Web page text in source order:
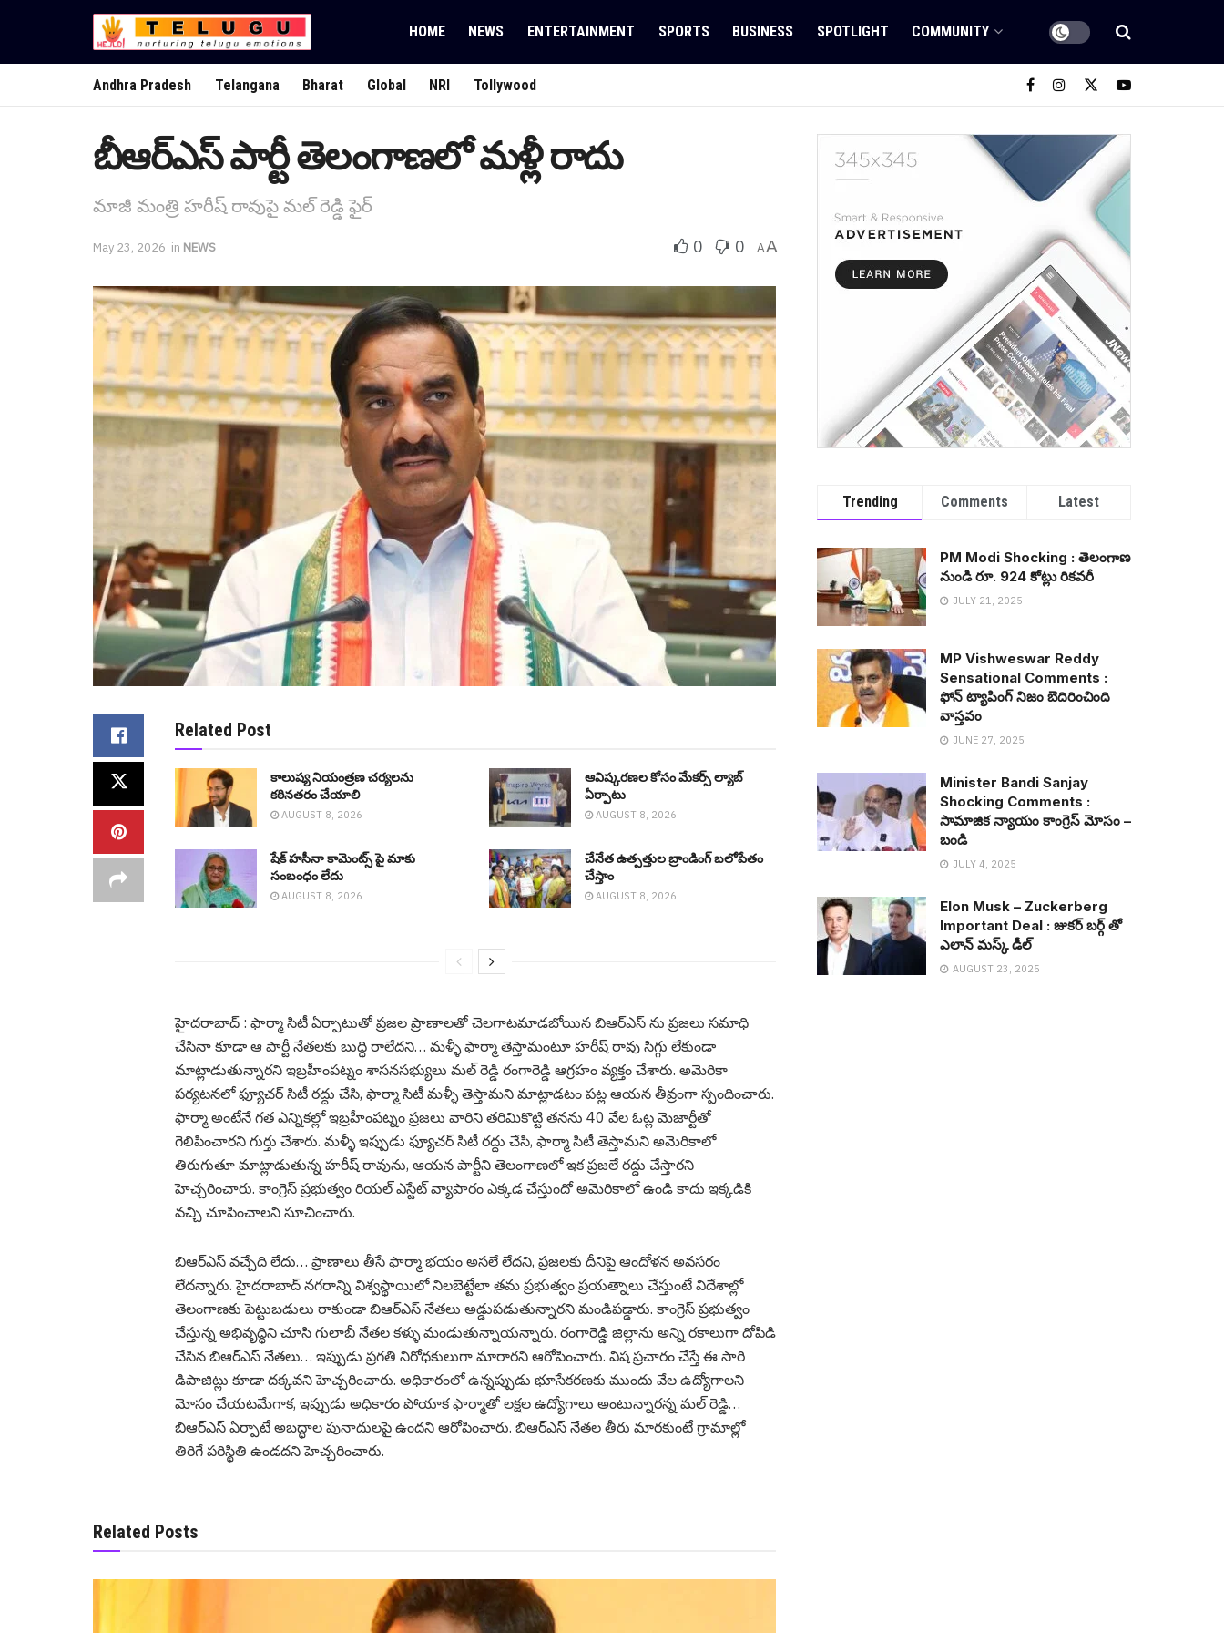
HOME NEWS ENTERTAINMENT SPORTS BUSINESS SPOTLIGHT COMMUNITY
Andhra Pradesh Telangana Bharat Global NRI Tollywood
బీఆర్ఎస్ పార్టీ తెలంగాణ‌లో మ‌ళ్లీ రాదు
మాజీ మంత్రి హ‌రీష్ రావుపై మ‌ల్ రెడ్డి ఫైర్
May 23, 2026 in NEWS 0 0 AA
Related Post
కాలుష్య నియంత్రణ చర్యలను
కఠినతరం చేయాలి
AUGUST 8, 2026
ఆవిష్క‌ర‌ణ‌ల కోసం మేక‌ర్స్ ల్యాబ్
ఏర్పాటు
AUGUST 8, 2026
షేక్ హ‌సీనా కామెంట్స్ పై మాకు
సంబంధం లేదు
AUGUST 8, 2026
చేనేత ఉత్పత్తుల బ్రాండింగ్ బలోపేతం
చేస్తాం
AUGUST 8, 2026
హైద‌రాబాద్ : ఫార్మా సిటీ ఏర్పాటుతో ప్రజల ప్రాణాలతో చెలగాటమాడబోయిన బిఆర్ఎస్ ను ప్రజలు సమాధి
చేసినా కూడా ఆ పార్టీ నేతలకు బుద్ధి రాలేదని… మళ్ళీ ఫార్మా తెస్తామంటూ హరీష్ రావు సిగ్గు లేకుండా
మాట్లాడుతున్నారని ఇబ్రహీంపట్నం శాసనసభ్యులు మల్ రెడ్డి రంగారెడ్డి ఆగ్రహం వ్యక్తం చేశారు. అమెరికా
పర్యటనలో ఫ్యూచర్ సిటీ రద్దు చేసి, ఫార్మా సిటీ మళ్ళీ తెస్తామని మాట్లాడటం పట్ల ఆయన తీవ్రంగా స్పందించారు.
ఫార్మా అంటేనే గత ఎన్నికల్లో ఇబ్రహీంపట్నం ప్రజలు వారిని తరిమికొట్టి తనను 40 వేల ఓట్ల మెజార్టీతో
గెలిపించారని గుర్తు చేశారు. మళ్ళీ ఇప్పుడు ఫ్యూచర్ సిటీ రద్దు చేసి, ఫార్మా సిటీ తెస్తామని అమెరికాలో
తిరుగుతూ మాట్లాడుతున్న హరీష్ రావును, ఆయన పార్టీని తెలంగాణలో ఇక ప్రజలే రద్దు చేస్తారని
హెచ్చరించారు. కాంగ్రెస్ ప్రభుత్వం రియల్ ఎస్టేట్ వ్యాపారం ఎక్కడ చేస్తుందో అమెరికాలో ఉండి కాదు ఇక్కడికి
వచ్చి చూపించాలని సూచించారు.
బిఆర్ఎస్ వచ్చేది లేదు… ప్రాణాలు తీసే ఫార్మా భయం అసలే లేదని, ప్రజలకు దీనిపై ఆందోళన అవసరం
లేదన్నారు. హైదరాబాద్ నగరాన్ని విశ్వస్థాయిలో నిలబెట్టేలా తమ ప్రభుత్వం ప్రయత్నాలు చేస్తుంటే విదేశాల్లో
తెలంగాణకు పెట్టుబడులు రాకుండా బిఆర్ఎస్ నేతలు అడ్డుపడుతున్నారని మండిపడ్డారు. కాంగ్రెస్ ప్రభుత్వం
చేస్తున్న అభివృద్ధిని చూసి గులాబీ నేతల కళ్ళు మండుతున్నాయన్నారు. రంగారెడ్డి జిల్లాను అన్ని రకాలుగా దోపిడి
చేసిన బిఆర్ఎస్ నేతలు… ఇప్పుడు ప్రగతి నిరోధకులుగా మారారని ఆరోపించారు. విష ప్రచారం చేస్తే ఈ సారి
డిపాజిట్లు కూడా దక్కవని హెచ్చరించారు. అధికారంలో ఉన్నప్పుడు భూసేకరణకు ముందు వేల ఉద్యోగాలని
మోసం చేయటమేగాక, ఇప్పుడు అధికారం పోయాక ఫార్మాతో లక్షల ఉద్యోగాలు అంటున్నారన్న మల్ రెడ్డి…
బిఆర్ఎస్ ఏర్పాటే అబద్ధాల పునాదులపై ఉందని ఆరోపించారు. బిఆర్ఎస్ నేతల తీరు మారకుంటే గ్రామాల్లో
తిరిగే పరిస్థితి ఉండదని హెచ్చరించారు.
Related Posts
Trending Comments Latest
PM Modi Shocking : తెలంగాణ
నుండి రూ. 924 కోట్లు రిక‌వ‌రీ
JULY 21, 2025
MP Vishweswar Reddy
Sensational Comments :
ఫోన్ ట్యాపింగ్ నిజం బెదిరించింది
వాస్త‌వం
JUNE 27, 2025
Minister Bandi Sanjay
Shocking Comments :
సామాజిక న్యాయం కాంగ్రెస్ మోసం –
బండి
JULY 4, 2025
Elon Musk – Zuckerberg
Important Deal : జుక‌ర్ బ‌ర్గ్ తో
ఎలాన్ మ‌స్క్ డీల్
AUGUST 23, 2025